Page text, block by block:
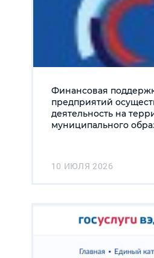
Финансовая
предприятий
деятельность на
муниципального
10 ИЮЛЯ 2026